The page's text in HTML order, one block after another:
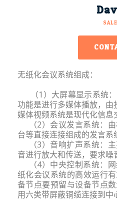
无纸化会议系统组成：
（1）大屏幕显示系统：
功能是进行多媒体播放，
媒体视频系统是现代化信息
（2）会议发言系统：由
台等直接连接组成的发言系
（3）音响扩声系统：主
音进行放大和传送，要求噪
（4）中央控制系统：网
纸化会议系统的高效运行
备节点要预留与设备节点
用六类带屏蔽铜缆连接到中